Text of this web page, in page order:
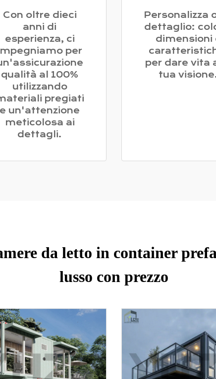
Con oltre dieci
anni di
esperienza, ci
per
qualità al 100%
utilizzando
pregiati
e un'attenzione
meticolosa ai
dettagli.
Personalizza
dettaglio:
dimensioni
per dare vita
tua
da letto in container
lusso con prezzo